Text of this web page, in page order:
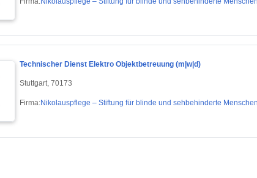
Technischer Dienst Elektro Objektbetreuung (m|w|d)
Stuttgart, 70173
Firma:Nikolauspflege – Stiftung für blinde und sehbehinderte Menschen